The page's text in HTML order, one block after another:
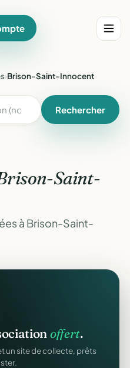
›Brison-Saint-Innocent
Rechercher
Saint-
à Brison-Saint-
offert.
un site de collecte, prêts